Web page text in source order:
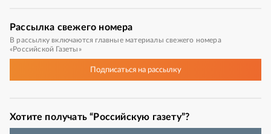
Рассылка свежего номера
В рассылку включаются главные материалы свежего номера
«Российской Газеты»
Подписатьсяна рассылку
Хотите получать “Российскую газету”?